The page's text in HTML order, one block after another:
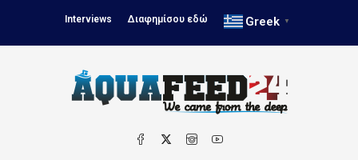
Interviews Διαφημίσου εδώ Greek ▼